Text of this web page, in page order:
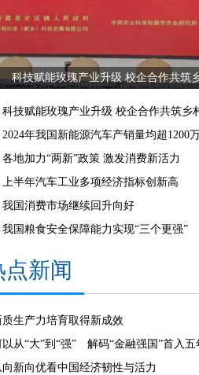
科技赋能玫瑰产业升级 校企合作共筑
科技赋能玫瑰产业升级 校企合作共筑乡
2024年我国新能源汽车产销量均超1200
各地加力“两新”政策 激发消费新活力
上半年汽车工业多项经济指标创新高
我国消费市场继续回升向好
我国粮食安全保障能力实现“三个更强”
点新闻
质生产力培育取得新成效
以从“大”到“强” 解码“金融强国”首入五
向新向优看中国经济韧性与活力